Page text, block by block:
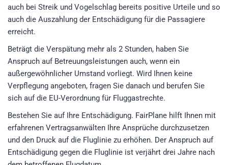
auch bei Streik und Vogelschlag bereits positive Urteile und so
auch die Auszahlung der Entschädigung für die Passagiere
erreicht.
Beträgt die Verspätung mehr als 2 Stunden, haben Sie
Anspruch auf Betreuungsleistungen auch, wenn ein
außergewöhnlicher Umstand vorliegt. Wird Ihnen keine
Verpflegung angeboten, fragen Sie danach und berufen Sie
sich auf die EU-Verordnung für Fluggastrechte.
Bestehen Sie auf Ihre Entschädigung. FairPlane hilft Ihnen mit
erfahrenen Vertragsanwälten Ihre Ansprüche durchzusetzen
und den Druck auf die Fluglinie zu erhöhen. Der Anspruch auf
Entschädigung gegen die Fluglinie ist verjährt drei Jahre nach